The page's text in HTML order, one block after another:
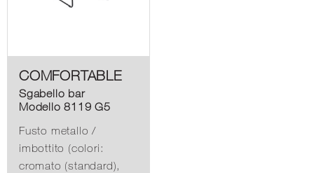
COMFORTABLE
Sgabello bar
Modello 8119 G5
Fusto metallo /
imbottito (colori:
cromato (standard),